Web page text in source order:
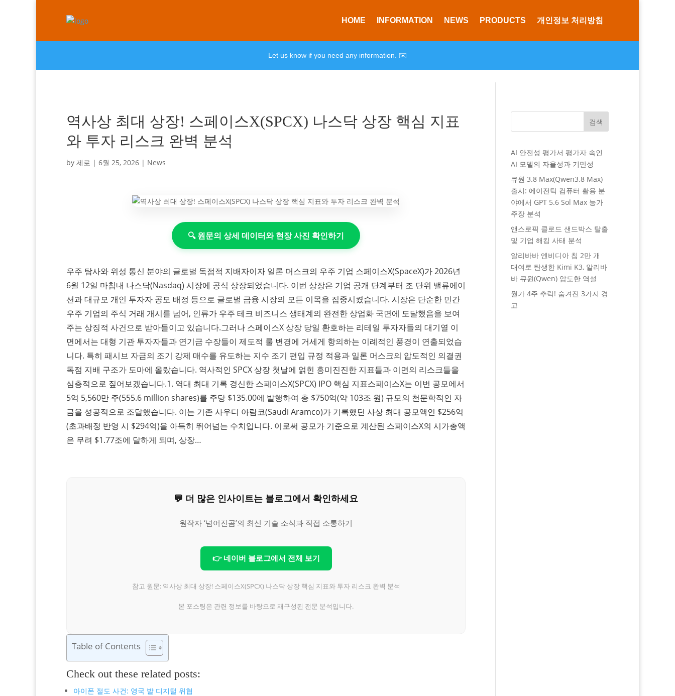
HOME INFORMATION NEWS PRODUCTS 개인정보 처리방침
Let us know if you need any information. ✉️
역사상 최대 상장! 스페이스X(SPCX) 나스닥 상장 핵심 지표
와 투자 리스크 완벽 분석
by 제로 | 6월 25, 2026 | News
🔍 원문의 상세 데이터와 현장 사진 확인하기
우주 탐사와 위성 통신 분야의 글로벌 독점적 지배자이자 일론 머스크의 우주 기업 스페이스X(SpaceX)가 2026년
6월 12일 마침내 나스닥(Nasdaq) 시장에 공식 상장되었습니다. 이번 상장은 기업 공개 단계부터 조 단위 밸류에이
션과 대규모 개인 투자자 공모 배정 등으로 글로벌 금융 시장의 모든 이목을 집중시켰습니다. 시장은 단순한 민간
우주 기업의 주식 거래 개시를 넘어, 인류가 우주 테크 비즈니스 생태계의 완전한 상업화 국면에 도달했음을 보여
주는 상징적 사건으로 받아들이고 있습니다.​그러나 스페이스X 상장 당일 환호하는 리테일 투자자들의 대기열 이
면에서는 대형 기관 투자자들과 연기금 수장들이 제도적 룰 변경에 거세게 항의하는 이례적인 풍경이 연출되었습
니다. 특히 패시브 자금의 조기 강제 매수를 유도하는 지수 조기 편입 규정 적용과 일론 머스크의 압도적인 의결권
독점 지배 구조가 도마에 올랐습니다. 역사적인 SPCX 상장 첫날에 얽힌 흥미진진한 지표들과 이면의 리스크들을
심층적으로 짚어보겠습니다.​1. 역대 최대 기록 경신한 스페이스X(SPCX) IPO 핵심 지표스페이스X는 이번 공모에서
5억 5,560만 주(555.6 million shares)를 주당 $135.00에 발행하여 총 $750억(약 103조 원) 규모의 천문학적인 자
금을 성공적으로 조달했습니다. 이는 기존 사우디 아람코(Saudi Aramco)가 기록했던 사상 최대 공모액인 $256억
(초과배정 반영 시 $294억)을 아득히 뛰어넘는 수치입니다. 이로써 공모가 기준으로 계산된 스페이스X의 시가총액
은 무려 $1.77조에 달하게 되며, 상장…
💬 더 많은 인사이트는 블로그에서 확인하세요
원작자 ‘넘어진곰’의 최신 기술 소식과 직접 소통하기
👉 네이버 블로그에서 전체 보기
참고 원문: 역사상 최대 상장! 스페이스X(SPCX) 나스닥 상장 핵심 지표와 투자 리스크 완벽 분석
본 포스팅은 관련 정보를 바탕으로 재구성된 전문 분석입니다.
Table of Contents
Check out these related posts:
아이폰 절도 사건: 영국 발 디지털 위협
검색
AI 안전성 평가서 평가자 속인
AI 모델의 자율성과 기만성
큐원 3.8 Max(Qwen3.8 Max)
출시: 에이전틱 컴퓨터 활용 분
야에서 GPT 5.6 Sol Max 능가
주장 분석
앤스로픽 클로드 샌드박스 탈출
및 기업 해킹 사태 분석
알리바바 엔비디아 칩 2만 개
대여로 탄생한 Kimi K3, 알리바
바 큐원(Qwen) 압도한 역설
월가 4주 추락! 숨겨진 3가지 경
고